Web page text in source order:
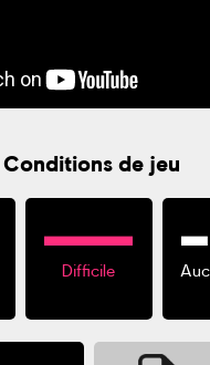
Conditions de jeu
Difficile